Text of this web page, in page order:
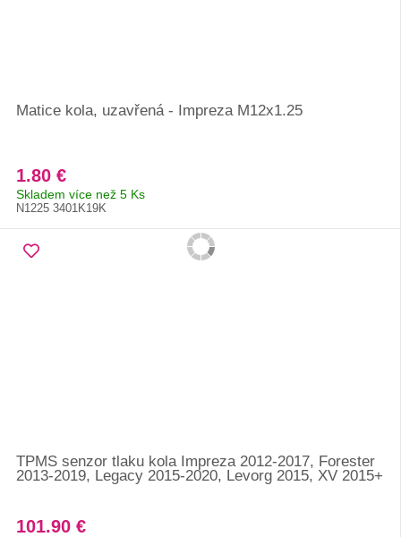
Matice kola, uzavřená - Impreza M12x1.25
1.80 €
Skladem více než 5 Ks
N1225 3401K19K
TPMS senzor tlaku kola Impreza 2012-2017, Forester
2013-2019, Legacy 2015-2020, Levorg 2015, XV 2015+
101.90 €